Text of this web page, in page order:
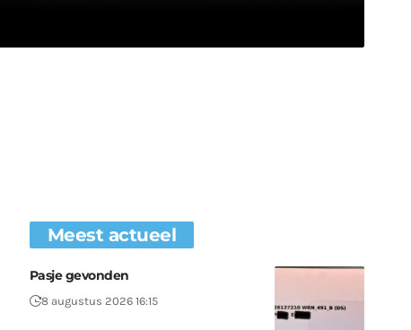
Meest actueel
Pasje gevonden
8 augustus 2026 16:15